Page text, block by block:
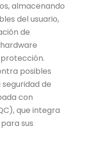
almacenando
del usuario,
de
posibles
de
con
que integra
sus